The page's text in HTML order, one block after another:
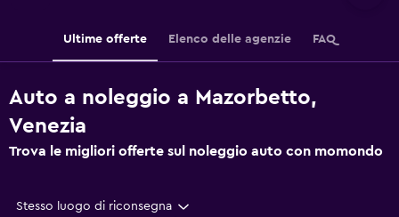
Ultime offerte Elenco delle agenzie FAQ
Auto a noleggio a Mazorbetto,
Venezia
Trova le migliori offerte sul noleggio auto con momondo
Stesso luogo di riconsegna